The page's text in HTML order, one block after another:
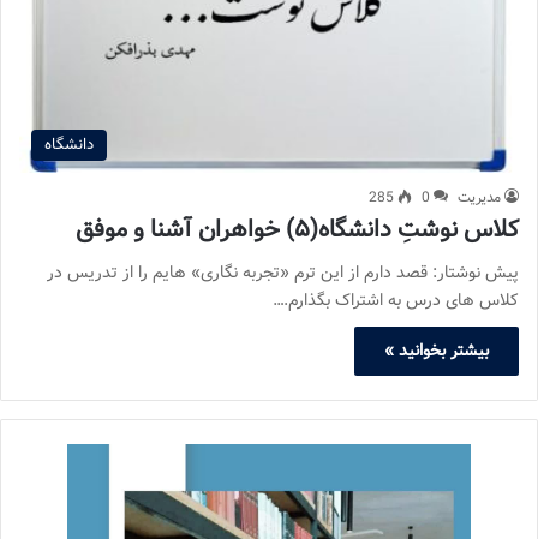
دانشگاه
مدیریت 0
285
کلاس نوشتِ دانشگاه(۵) خواهران آشنا و موفق
پیش نوشتار: قصد دارم از این ترم «تجربه نگاری» هایم را از تدریس در
کلاس های درس به اشتراک بگذارم.…
بیشتر بخوانید »